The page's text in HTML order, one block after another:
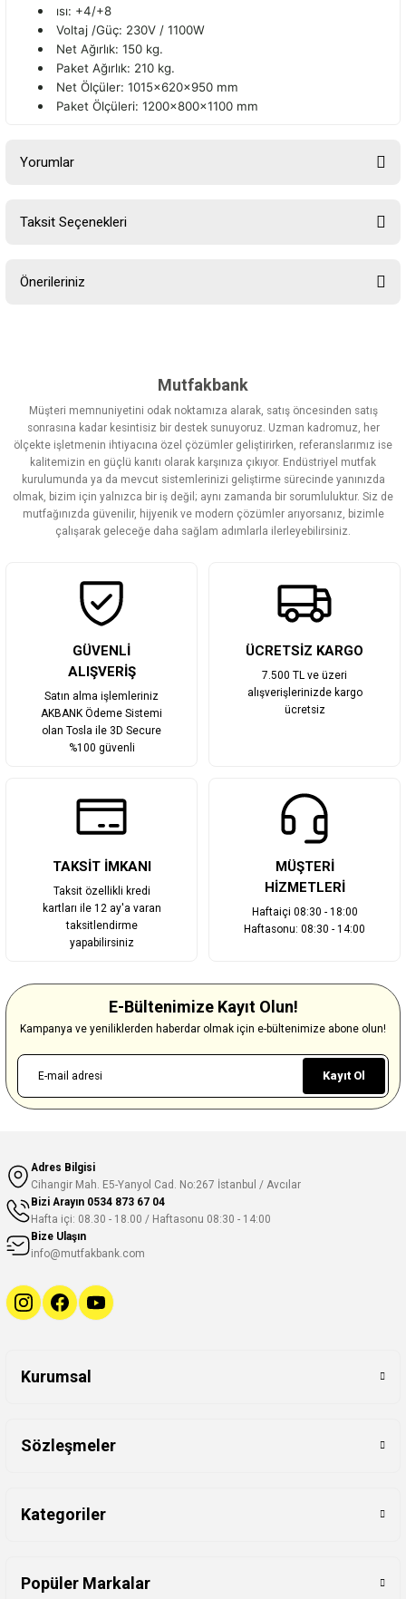
ısı: +4/+8
Voltaj /Güç: 230V / 1100W
Net Ağırlık: 150 kg.
Paket Ağırlık: 210 kg.
Net Ölçüler: 1015x620x950 mm
Paket Ölçüleri: 1200x800x1100 mm
Yorumlar
Taksit Seçenekleri
Önerileriniz
Görüş ve önerileriniz için teşekkür ederiz.
Ürün resmi kalitesiz, bozuk veya görüntülenemiyor.
Ürün açıklamasında eksik bilgiler bulunuyor.
Ürün bilgilerinde hatalar bulunuyor.
Ürün fiyatı diğer sitelerden daha pahalı.
Bu ürüne benzer farklı alternatifler olmalı.
Mutfakbank
Müşteri memnuniyetini odak noktamıza alarak, satış öncesinden satış
sonrasına kadar kesintisiz bir destek sunuyoruz. Uzman kadromuz, her
ölçekte işletmenin ihtiyacına özel çözümler geliştirirken, referanslarımız ise
kalitemizin en güçlü kanıtı olarak karşınıza çıkıyor. Endüstriyel mutfak
kurulumunda ya da mevcut sistemlerinizi geliştirme sürecinde yanınızda
olmak, bizim için yalnızca bir iş değil; aynı zamanda bir sorumluluktur. Siz de
mutfağınızda güvenilir, hijyenik ve modern çözümler arıyorsanız, bizimle
çalışarak geleceğe daha sağlam adımlarla ilerleyebilirsiniz.
GÜVENLİ
ALIŞVERİŞ
Satın alma işlemleriniz
AKBANK Ödeme Sistemi
olan Tosla ile 3D Secure
%100 güvenli
ÜCRETSİZ KARGO
7.500 TL ve üzeri
alışverişlerinizde kargo
ücretsiz
TAKSİT İMKANI
Taksit özellikli kredi
kartları ile 12 ay'a varan
taksitlendirme
yapabilirsiniz
MÜŞTERİ
HİZMETLERİ
Haftaiçi 08:30 - 18:00
Haftasonu: 08:30 - 14:00
E-Bültenimize Kayıt Olun!
Kampanya ve yeniliklerden haberdar olmak için e-bültenimize abone olun!
Kayıt Ol
Adres Bilgisi
Cihangir Mah. E5-Yanyol Cad. No:267 İstanbul / Avcılar
Bizi Arayın 0534 873 67 04
Hafta içi: 08.30 - 18.00 / Haftasonu 08:30 - 14:00
Bize Ulaşın
info@mutfakbank.com
Kurumsal
Sözleşmeler
Kategoriler
Popüler Markalar